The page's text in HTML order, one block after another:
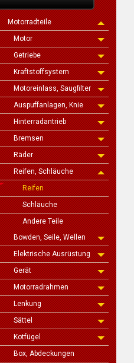
Motorradteile
Motor
Getriebe
Kraftstoffsystem
Motoreinlass, Saugfilter
Auspuffanlagen, Knie
Hinterradantrieb
Bremsen
Räder
Reifen, Schläuche
Reifen
Schläuche
Andere Teile
Bowden, Seile, Wellen
Elektrische Ausrüstung
Gerät
Motorradrahmen
Lenkung
Sättel
Kotfügel
Box, Abdeckungen